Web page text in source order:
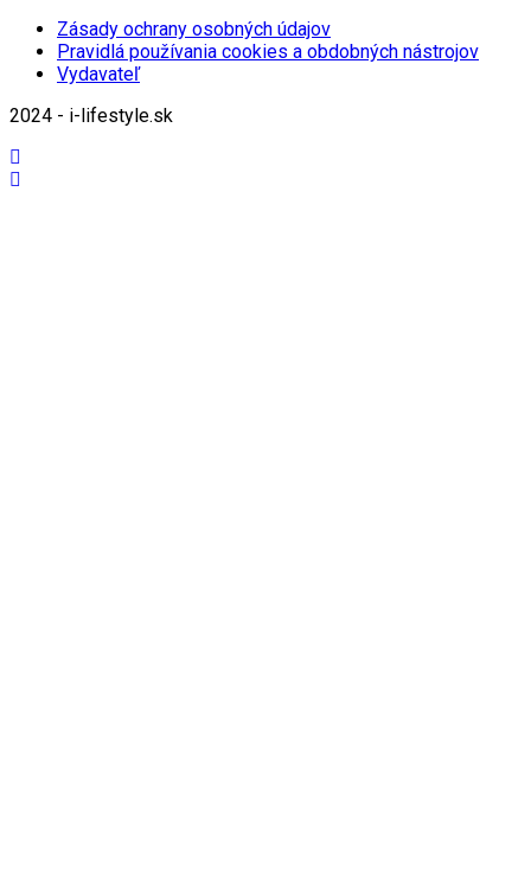
Zásady ochrany osobných údajov
Pravidlá používania cookies a obdobných nástrojov
Vydavateľ
2024 - i-lifestyle.sk